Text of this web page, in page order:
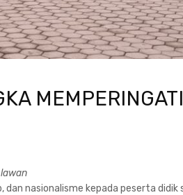
nasionalisme kepada peserta didik